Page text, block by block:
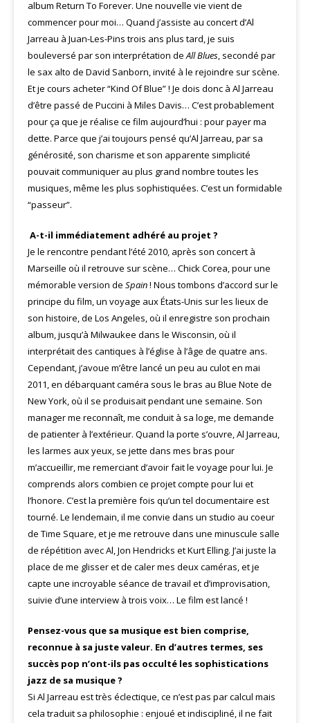
album Return To Forever. Une nouvelle vie vient de
commencer pour moi… Quand j’assiste au concert d’Al
Jarreau à Juan-Les-Pins trois ans plus tard, je suis
bouleversé par son interprétation deAll Blues, secondé par
le sax alto de David Sanborn, invité à le rejoindre sur scène.
Et je cours acheter “Kind Of Blue” ! Je dois donc à Al Jarreau
d’être passé de Puccini à Miles Davis… C’est probablement
pour ça que je réalise ce film aujourd’hui : pour payer ma
dette. Parce que j’ai toujours pensé qu’Al Jarreau, par sa
générosité, son charisme et son apparente simplicité
pouvait communiquer au plus grand nombre toutes les
musiques, même les plus sophistiquées. C’est un formidable
“passeur”.
A-t-il immédiatement adhéré au projet ?
Je le rencontre pendant l’été 2010, après son concert à
Marseille où il retrouve sur scène… Chick Corea, pour une
mémorable version de Spain! Nous tombons d’accord sur le
principe du film, un voyage aux États-Unis sur les lieux de
son histoire, de Los Angeles, où il enregistre son prochain
album, jusqu’à Milwaukee dans le Wisconsin, où il
interprétait des cantiques à l’église à l’âge de quatre ans.
Cependant, j’avoue m’être lancé un peu au culot en mai
2011, en débarquant caméra sous le bras au Blue Note de
New York, où il se produisait pendant une semaine. Son
manager me reconnaît, me conduit à sa loge, me demande
de patienter à l’extérieur. Quand la porte s’ouvre, Al Jarreau,
les larmes aux yeux, se jette dans mes bras pour
m’accueillir, me remerciant d’avoir fait le voyage pour lui. Je
comprends alors combien ce projet compte pour lui et
l’honore. C’est la première fois qu’un tel documentaire est
tourné. Le lendemain, il me convie dans un studio au coeur
de Time Square, et je me retrouve dans une minuscule salle
de répétition avec Al, Jon Hendricks et Kurt Elling. J’ai juste la
place de me glisser et de caler mes deux caméras, et je
capte une incroyable séance de travail et d’improvisation,
suivie d’une interview à trois voix… Le film est lancé !
Pensez-vous que sa musique est bien comprise,
reconnue à sa juste valeur. En d’autres termes, ses
succès pop n’ont-ils pas occulté les sophistications
jazz de sa musique ?
Si Al Jarreau est très éclectique, ce n’est pas par calcul mais
cela traduit sa philosophie : enjoué et indiscipliné, il ne fait